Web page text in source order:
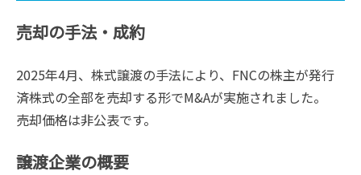
売却の手法・成約
2025年4月、株式譲渡の手法により、FNCの株主が発行
済株式の全部を売却する形でM&Aが実施されました。
売却価格は非公表です。
譲渡企業の概要